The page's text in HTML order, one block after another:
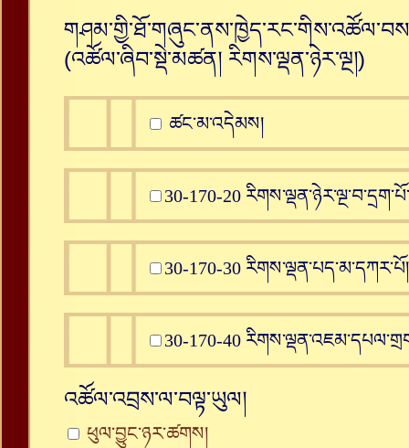
(འཚོལ་ཞིབ་སྡེ་མཚན། རིགས་ལྡན་ཉེར་ལྔ།)
ཚང་མ་འདེམས།
30-170-20
30-170-30 རིགས་ལྡན་པད་མ་དཀར་པོ།
30-170-40
འཚོལ་འབྲས་ལ་བལྟ་ཡུལ།
ཕུལ་བྱུང་ཉར་ཚགས།